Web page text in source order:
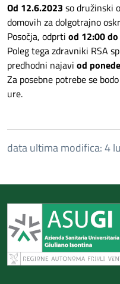
Od 12.6.2023 so družinski
domovih za dolgotrajno
Posočja, odprti od 12:00
Poleg tega zdravniki RSA
predhodni najavi od
Za posebne potrebe se
ure.
data ultima modifica: 4